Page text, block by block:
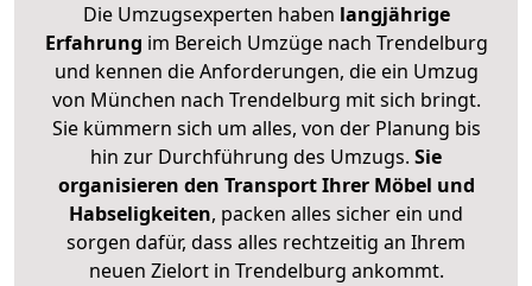
Die Umzugsexperten haben langjährige
Erfahrung im Bereich Umzüge nach Trendelburg
und kennen die Anforderungen, die ein Umzug
von München nach Trendelburg mit sich bringt.
Sie kümmern sich um alles, von der Planung bis
hin zur Durchführung des Umzugs. Sie
organisieren den Transport Ihrer Möbel und
Habseligkeiten, packen alles sicher ein und
sorgen dafür, dass alles rechtzeitig an Ihrem
neuen Zielort in Trendelburg ankommt.